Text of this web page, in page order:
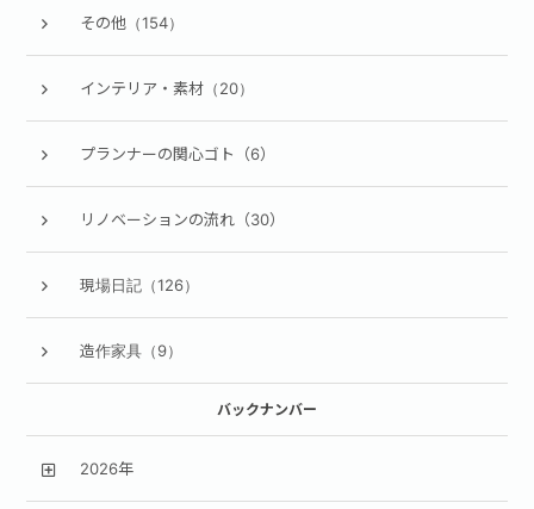
その他（154）
インテリア・素材（20）
プランナーの関心ゴト（6）
リノベーションの流れ（30）
現場日記（126）
造作家具（9）
バックナンバー
2026年